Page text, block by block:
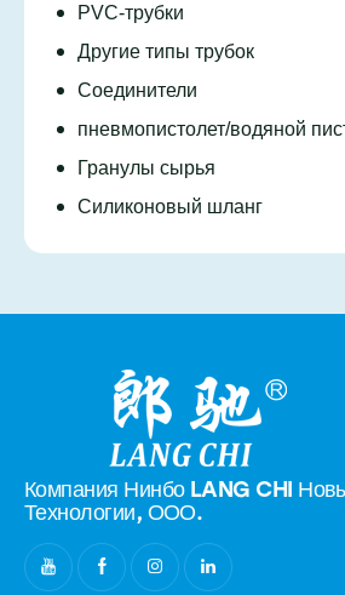
PVC-трубки
Другие типы трубок
Соединители
пневмопистолет/водяной
Гранулы сырья
Силиконовый шланг
Компания Нинбо LANG CHI
Технологии, ООО.